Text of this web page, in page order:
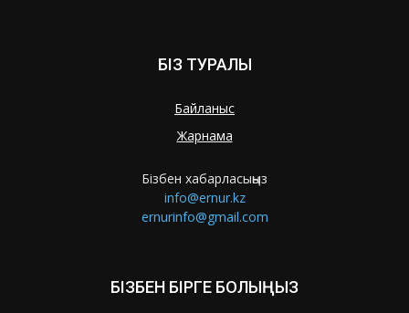
БІЗ ТУРАЛЫ
Байланыс
Жарнама
Бізбен хабарласыңыз
info@ernur.kz
ernurinfo@gmail.com
БІЗБЕН БІРГЕ БОЛЫҢЫЗ